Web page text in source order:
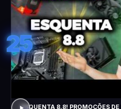
25
ESQUENTA 8.8! PROMOÇÕES